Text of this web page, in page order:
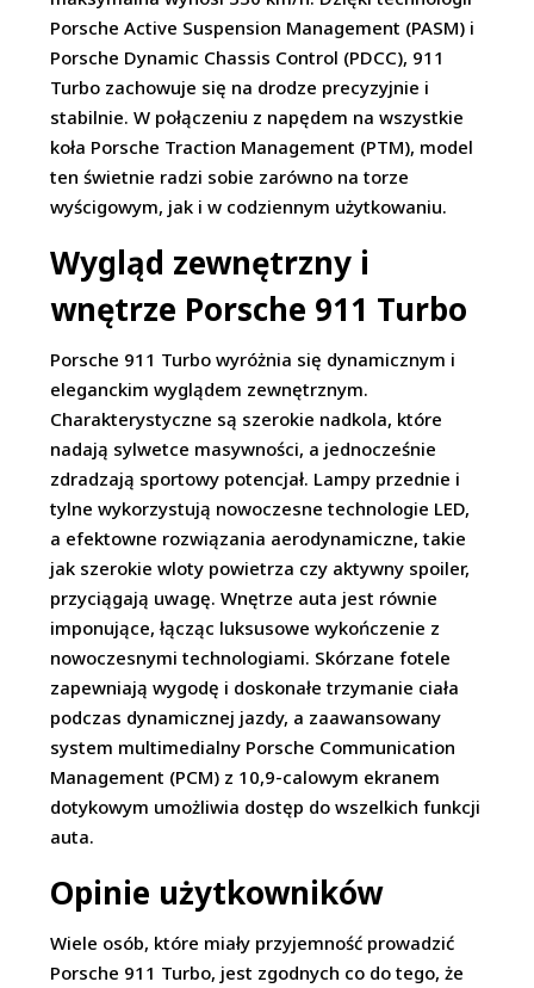
Porsche Active Suspension Management (PASM) i
Porsche Dynamic Chassis Control (PDCC), 911
Turbo zachowuje się na drodze precyzyjnie i
stabilnie. W połączeniu z napędem na wszystkie
koła Porsche Traction Management (PTM), model
ten świetnie radzi sobie zarówno na torze
wyścigowym, jak i w codziennym użytkowaniu.
Wygląd zewnętrzny i
wnętrze Porsche 911 Turbo
Porsche 911 Turbo wyróżnia się dynamicznym i
eleganckim wyglądem zewnętrznym.
Charakterystyczne są szerokie nadkola, które
nadają sylwetce masywności, a jednocześnie
zdradzają sportowy potencjał. Lampy przednie i
tylne wykorzystują nowoczesne technologie LED,
a efektowne rozwiązania aerodynamiczne, takie
jak szerokie wloty powietrza czy aktywny spoiler,
przyciągają uwagę. Wnętrze auta jest równie
imponujące, łącząc luksusowe wykończenie z
nowoczesnymi technologiami. Skórzane fotele
zapewniają wygodę i doskonałe trzymanie ciała
podczas dynamicznej jazdy, a zaawansowany
system multimedialny Porsche Communication
Management (PCM) z 10,9-calowym ekranem
dotykowym umożliwia dostęp do wszelkich funkcji
auta.
Opinie użytkowników
Wiele osób, które miały przyjemność prowadzić
Porsche 911 Turbo, jest zgodnych co do tego, że